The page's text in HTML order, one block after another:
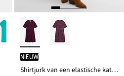
Nieuw
Shirtjurk van een elastische katoenmix